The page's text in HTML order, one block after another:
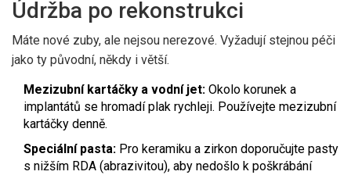
Údržba po rekonstrukci
Máte nové zuby, ale nejsou nerezové. Vyžadují stejnou péči
jako ty původní, někdy i větší.
Mezizubní kartáčky a vodní jet: Okolo korunek a
implantátů se hromadí plak rychleji. Používejte mezizubní
kartáčky denně.
Speciální pasta: Pro keramiku a zirkon doporučujte pasty
s nižším RDA (abrazivitou), aby nedošlo k poškrábání